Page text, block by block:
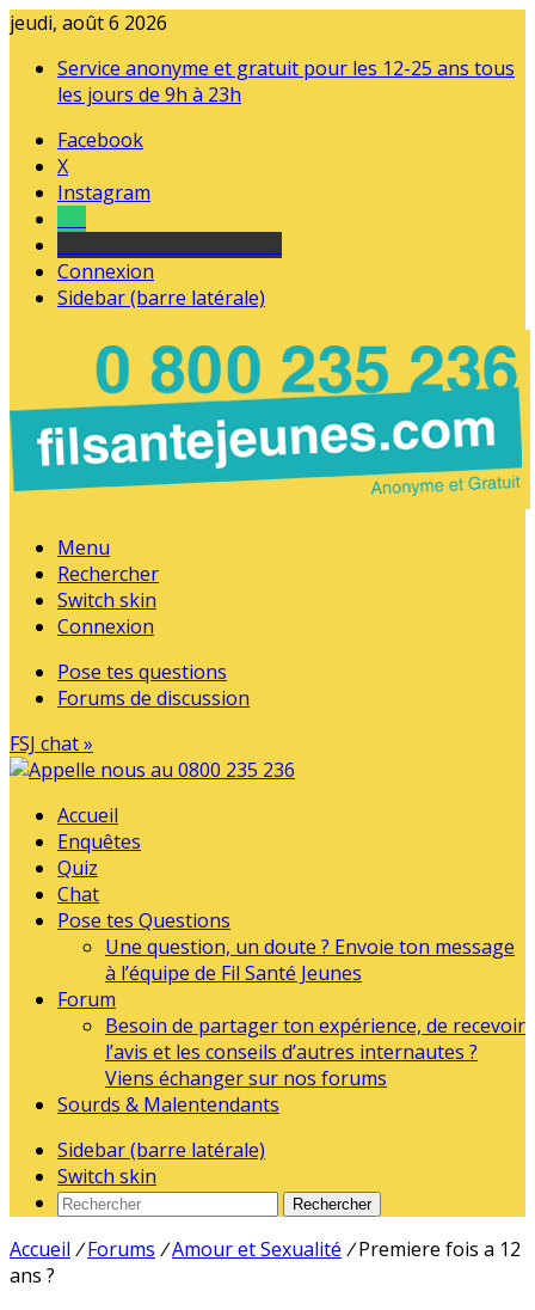
jeudi, août 6 2026
Service anonyme et gratuit pour les 12-25 ans tous
les jours de 9h à 23h
Facebook
X
Instagram
Connexion
Sidebar (barre latérale)
Menu
Rechercher
Switch skin
Connexion
Pose tes questions
Forums de discussion
FSJ chat »
Accueil
Enquêtes
Quiz
Chat
Pose tes Questions
Une question, un doute ? Envoie ton message
à l’équipe de Fil Santé Jeunes
Forum
Besoin de partager ton expérience, de recevoir
l’avis et les conseils d’autres internautes ?
Viens échanger sur nos forums
Sourds & Malentendants
Sidebar (barre latérale)
Switch skin
Rechercher
Accueil / Forums /Amour et Sexualité / Premiere fois a 12
ans ?